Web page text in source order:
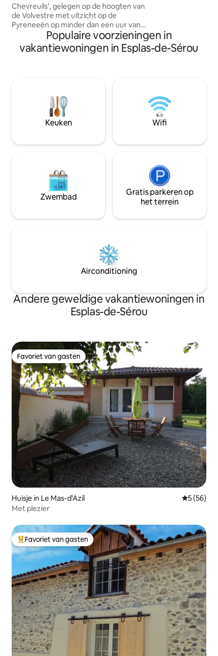
Chevreuils', gelegen op de hoogten van
de Volvestre met uitzicht op de
Pyreneeën op minder dan een uur van
Toulouse. La Cabane du Chevreuil
verwelkomt je op een terrein van 4 ha
permacole voor een comfortabel,
cabine of buiten om de zonsondergang
met salade en wijn te bewonderen,
evenals zelfgemaakte gastronomische
kinderen en
viervoeters.
Populaire voorzieningen in
vakantiewoningen in Esplas-de-Sérou
Keuken Wifi
Zwembad
Gratis parkeren op
het terrein
Airconditioning
Andere geweldige vakantiewoningen in
Esplas-de-Sérou
Favoriet van gasten
Favoriet van gasten
Huisje in Le Mas-d'Azil
5 (56)
Met plezier
Topfavoriet van gasten
Favoriet van gasten